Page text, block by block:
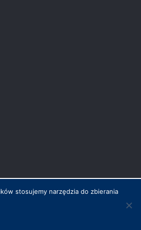
stosujemy narzędzia do zbierania